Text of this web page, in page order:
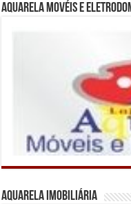
Aquarela Movéis e
Aquarela Imobiliária